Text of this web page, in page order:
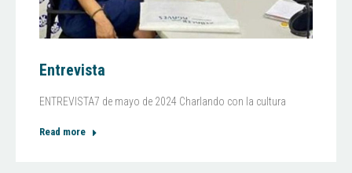
Entrevista
ENTREVISTA7 de mayo de 2024 Charlando con la cultura
Read more